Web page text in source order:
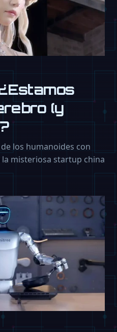
(y
los humanoides con
la misteriosa startup china